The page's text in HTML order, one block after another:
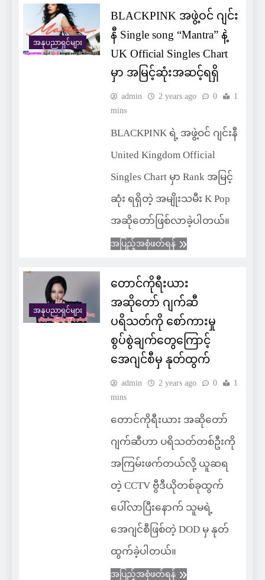
အနုပညာရှင်များ
BLACKPINK အဖွဲ့ဝင် ဂျင်း
နီ Single song “Mantra” နဲ့
UK Official Singles Chart
မှာ အမြင့်ဆုံးအဆင့်ရရှိ
admin 2 years ago 0
1
mins
BLACKPINK ရဲ့ အဖွဲ့ဝင် ဂျင်းနီ
United Kingdom Official
Singles Chart မှာ Rank အမြင့်
ဆုံး ရရှိတဲ့ အမျိုးသမီး K Pop
အဆိုတော်ဖြစ်လာခဲ့ပါတယ်။
အပြည့်အစုံဖတ်ရန်
အနုပညာရှင်များ
တောင်ကိုရီးယား
အဆိုတော် ဂျက်ဆီ
ပရိသတ်ကို စော်ကားမှု
စွပ်စွဲချက်တွေကြောင့်
အေဂျင်စီမှ နုတ်ထွက်
admin 2 years ago 0
1
mins
တောင်ကိုရီးယား အဆိုတော်
ဂျက်ဆီဟာ ပရိသတ်တစ်ဦးကို
အကြမ်းဖက်တယ်လို့ ယူဆရ
တဲ့ CCTV ဗွီဒီယိုတစ်ခုထွက်
ပေါ်လာပြီးနောက် သူမရဲ့
အေဂျင်စီဖြစ်တဲ့ DOD မှ နုတ်
ထွက်ခဲ့ပါတယ်။
အပြည့်အစုံဖတ်ရန်